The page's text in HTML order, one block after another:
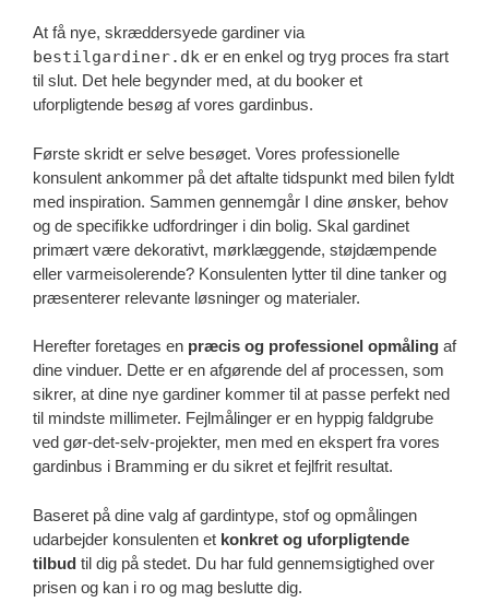
At få nye, skræddersyede gardiner via
bestilgardiner.dk er en enkel og tryg proces fra start
til slut. Det hele begynder med, at du booker et
uforpligtende besøg af vores gardinbus.
Første skridt er selve besøget. Vores professionelle
konsulent ankommer på det aftalte tidspunkt med bilen fyldt
med inspiration. Sammen gennemgår I dine ønsker, behov
og de specifikke udfordringer i din bolig. Skal gardinet
primært være dekorativt, mørklæggende, støjdæmpende
eller varmeisolerende? Konsulenten lytter til dine tanker og
præsenterer relevante løsninger og materialer.
Herefter foretages en præcis og professionel opmåling af
dine vinduer. Dette er en afgørende del af processen, som
sikrer, at dine nye gardiner kommer til at passe perfekt ned
til mindste millimeter. Fejlmålinger er en hyppig faldgrube
ved gør-det-selv-projekter, men med en ekspert fra vores
gardinbus i Bramming er du sikret et fejlfrit resultat.
Baseret på dine valg af gardintype, stof og opmålingen
udarbejder konsulenten et konkret og uforpligtende
tilbud til dig på stedet. Du har fuld gennemsigtighed over
prisen og kan i ro og mag beslutte dig.